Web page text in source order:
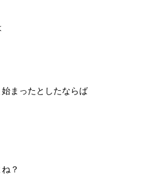
まったとしたならば
？